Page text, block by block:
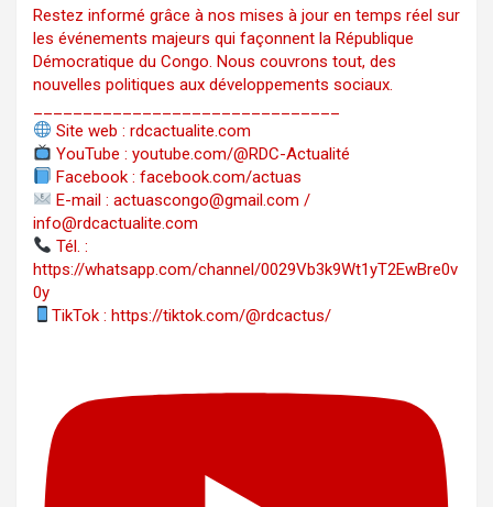
Restez informé grâce à nos mises à jour en temps réel sur
les événements majeurs qui façonnent la République
Démocratique du Congo. Nous couvrons tout, des
nouvelles politiques aux développements sociaux.
Site web : rdcactualite.com
YouTube : youtube.com/@RDC-Actualité
Facebook : facebook.com/actuas
E-mail : actuascongo@gmail.com /
info@rdcactualite.com
Tél. : ‪‪‪‪‪‪‪‪‪‪‪‪‪‪‪‪‪‪‪‪‪‪‪‪‪‪‪‪‪‪‪‪
https://whatsapp.com/channel/0029Vb3k9Wt1yT2EwBre0v
0y
TikTok : https://tiktok.com/@rdcactus/